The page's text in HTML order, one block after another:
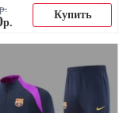
р.
р.
Купить